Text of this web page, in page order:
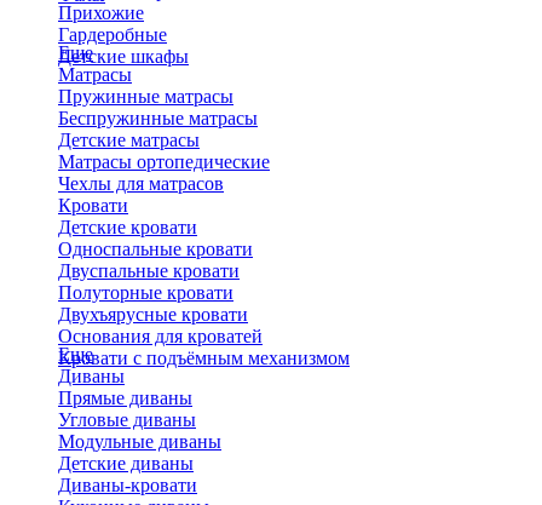
Прихожие
Гардеробные
Детские шкафы
Еще
Матрасы
Пружинные матрасы
Беспружинные матрасы
Детские матрасы
Матрасы ортопедические
Чехлы для матрасов
Кровати
Детские кровати
Односпальные кровати
Двуспальные кровати
Полуторные кровати
Двухъярусные кровати
Основания для кроватей
Кровати с подъёмным механизмом
Еще
Диваны
Прямые диваны
Угловые диваны
Модульные диваны
Детские диваны
Диваны-кровати